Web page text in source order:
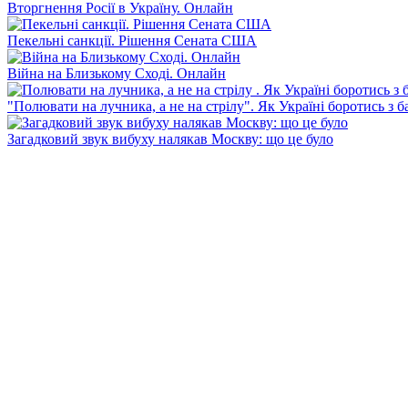
Вторгнення Росії в Україну. Онлайн
Пекельні санкції. Рішення Сената США
Війна на Близькому Сході. Онлайн
"Полювати на лучника, а не на стрілу". Як Україні боротись з
Загадковий звук вибуху налякав Москву: що це було